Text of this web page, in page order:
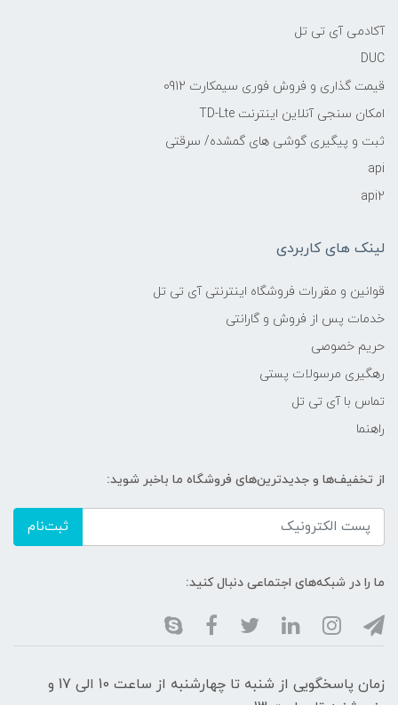
آکادمی آی تی تل
DUC
قیمت گذاری و فروش فوری سیمکارت 0912
امکان سنجی آنلاین اینترنت TD-Lte
ثبت و پیگیری گوشی های گمشده/ سرقتی
api
api2
لینک های کاربردی
قوانین و مقررات فروشگاه اینترنتی آی تی تل
خدمات پس از فروش و گارانتی
حریم خصوصی
رهگیری مرسولات پستی
تماس با آی تی تل
راهنما
از تخفیف‌ها و جدیدترین‌های فروشگاه ما باخبر شوید:
ثبت‌نام
ما را در شبکه‌های اجتماعی دنبال کنید:
زمان پاسخگویی از شنبه تا چهارشنبه از ساعت 10 الی 17 و